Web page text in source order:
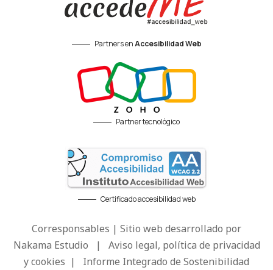
Partners enAccesibilidad Web
Partner tecnológico
Certificado accesibilidad web
Corresponsables | Sitio web desarrollado por
Nakama Estudio | Aviso legal, política de privacidad
y cookies | Informe Integrado de Sostenibilidad